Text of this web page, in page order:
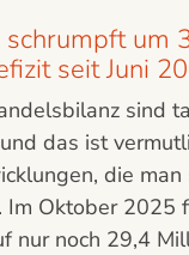
um
seit Juni
sind
das ist
die man
Im Oktober 2025
nur noch 29,4